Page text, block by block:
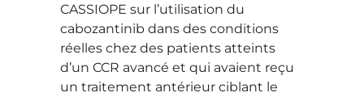
CASSIOPE sur l’utilisation du
cabozantinib dans des conditions
réelles chez des patients atteints
d’un CCR avancé et qui avaient reçu
un traitement antérieur ciblant le